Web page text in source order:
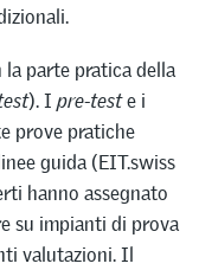
parte pratica della
). I pre-teste i
prove pratiche
guida (EIT.swiss
hanno assegnato
su impianti di prova
valutazioni. Il